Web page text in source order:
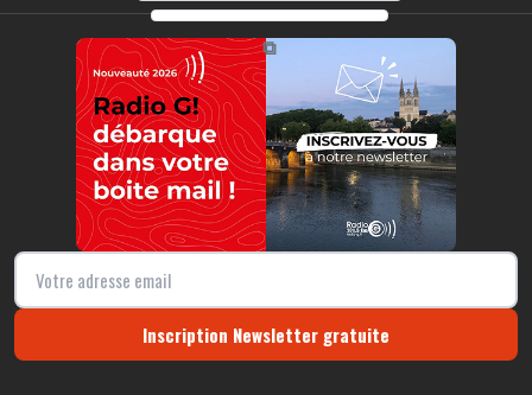
https://radio-g.fr?21724
⧉
Inscription Newsletter gratuite